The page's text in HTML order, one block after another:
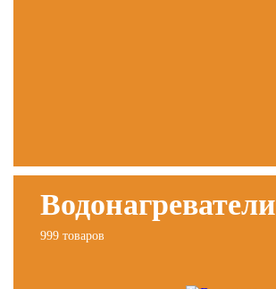
Водонагреватели
999 товаров